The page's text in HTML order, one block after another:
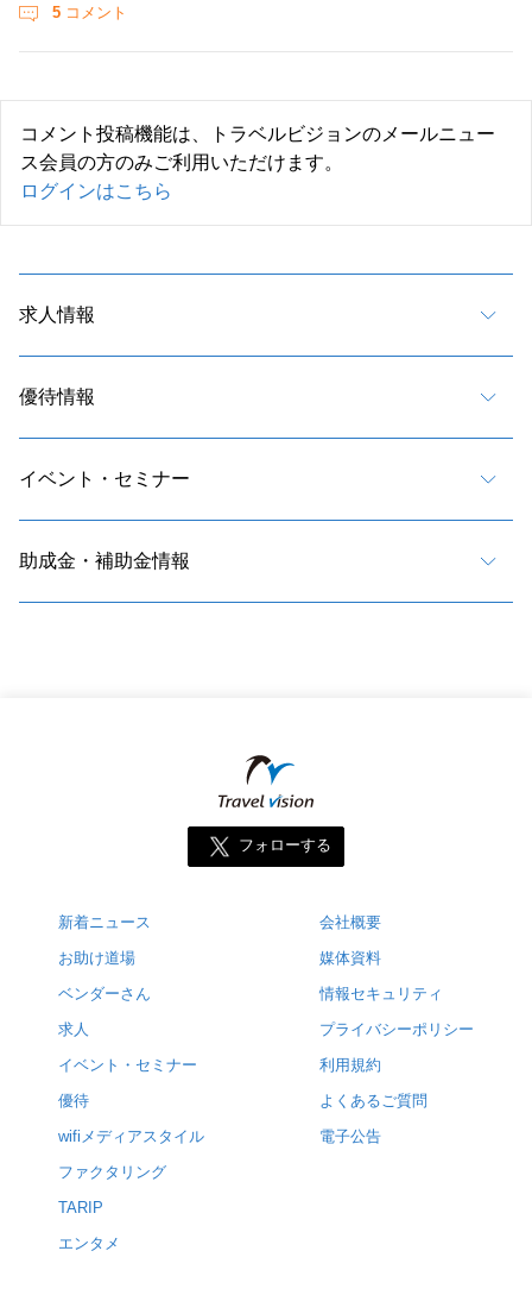
5 コメント
コメント投稿機能は、トラベルビジョンのメールニュー
ス会員の方のみご利用いただけます。
ログインはこちら
求人情報
優待情報
イベント・セミナー
助成金・補助金情報
フォローする
新着ニュース
お助け道場
ベンダーさん
求人
イベント・セミナー
優待
wifiメディアスタイル
ファクタリング
TARIP
エンタメ
会社概要
媒体資料
情報セキュリティ
プライバシーポリシー
利用規約
よくあるご質問
電子公告